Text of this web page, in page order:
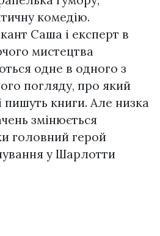
комедію.
Саша і експерт в
мистецтва
одне в одного з
погляду, про який
пишуть книги. Але низка
змінюється
головний герой
у Шарлотти